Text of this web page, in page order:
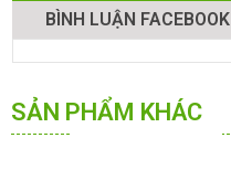
BÌNH LUẬN FACEBOOK
SẢN PHẨM KHÁC